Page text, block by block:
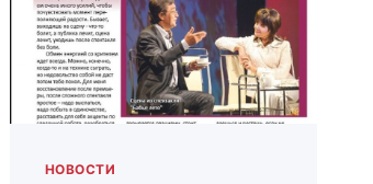
НОВОСТИ